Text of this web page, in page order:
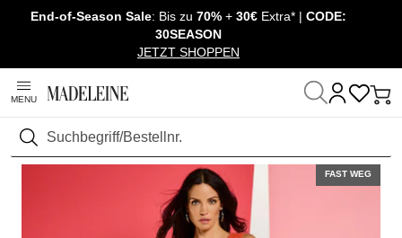
Überspringe Navigation, direkt zum Content
End-of-Season Sale: Bis zu 70% + 30€ Extra* | CODE:
30SEASON
JETZT SHOPPEN
MENU
Suchen
Startseite Mode Shirts & Tops
FAST WEG